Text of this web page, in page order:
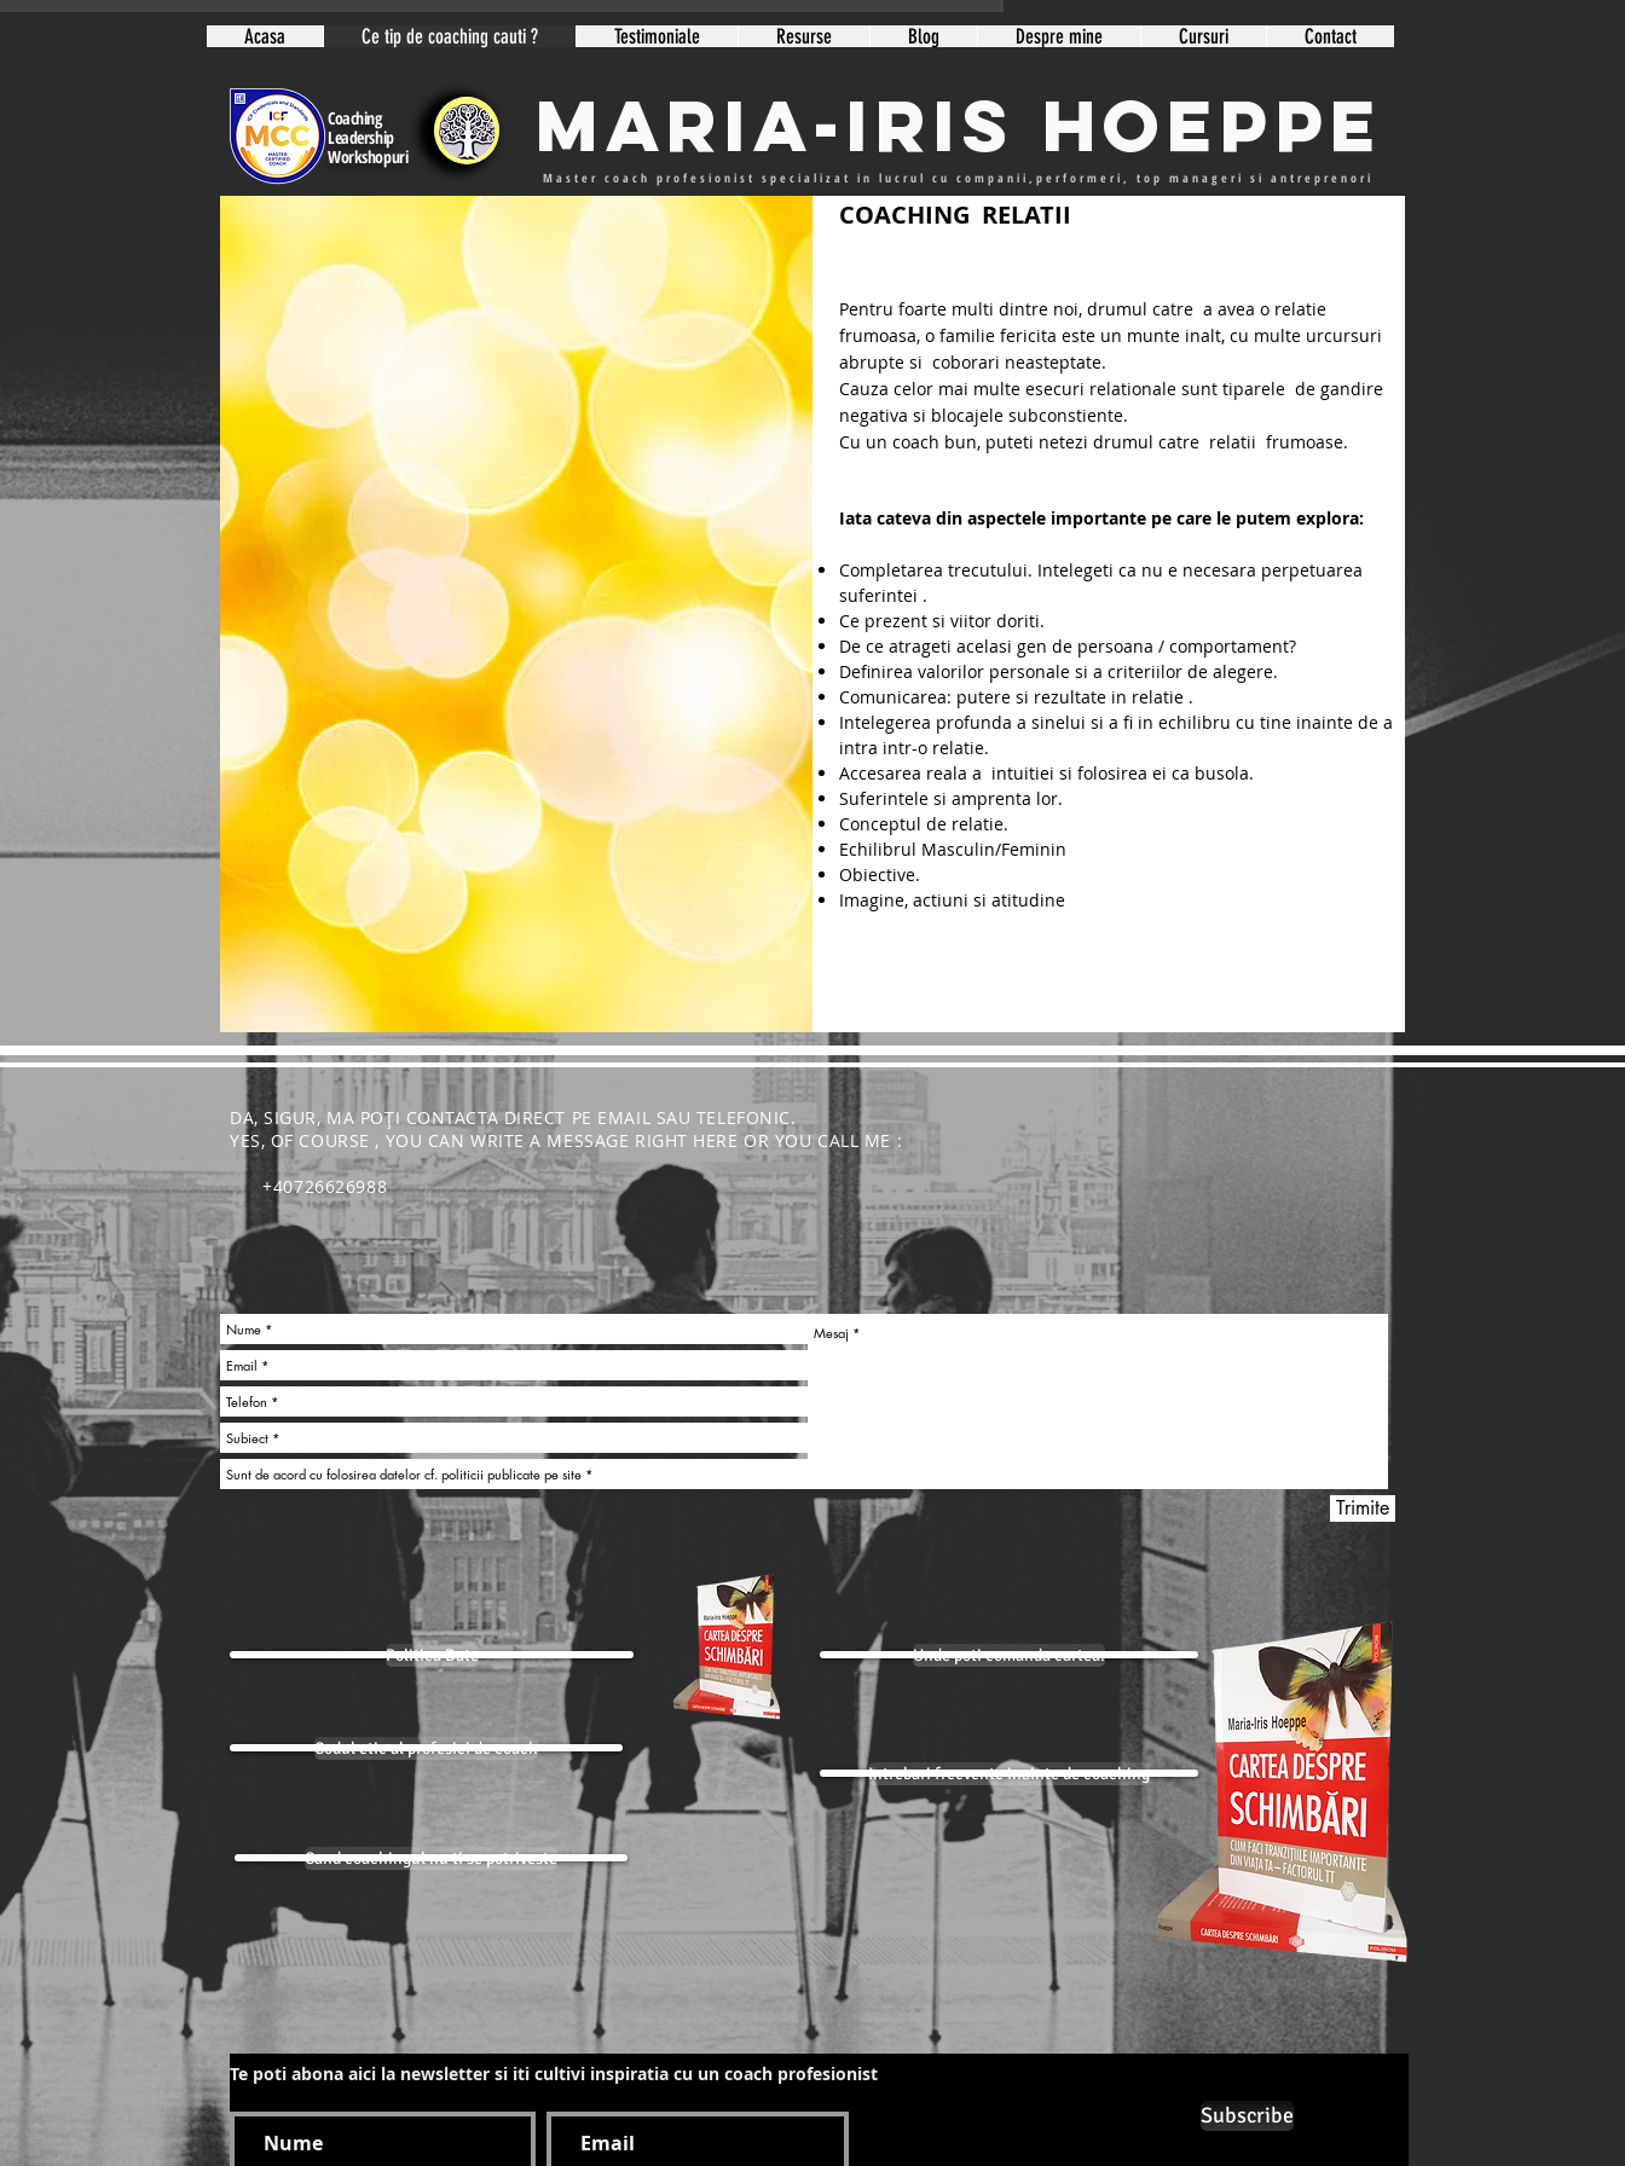
Acasa Ce tip de coaching cauti ? Testimoniale Resurse Blog Despre mine Cursuri Contact
Coaching
Leadership
Workshopuri
Maria-Iris HOeppe
Master coach profesionist specializat in lucrul cu companii,performeri, top manageri si antreprenori
COACHING RELATII
Pentru foarte multi dintre noi, drumul catre a avea o relatie
frumoasa, o familie fericita este un munte inalt, cu multe urcursuri
abrupte si coborari neasteptate.
Cauza celor mai multe esecuri relationale sunt tiparele de gandire
negativa si blocajele subconstiente.
Cu un coach bun, puteti netezi drumul catre relatii frumoase.
Iata cateva din aspectele importante pe care le putem explora:
Completarea trecutului. Intelegeti ca nu e necesara perpetuarea
suferintei .
Ce prezent si viitor doriti.
De ce atrageti acelasi gen de persoana / comportament?
Definirea valorilor personale si a criteriilor de alegere.
Comunicarea: putere si rezultate in relatie .
Intelegerea profunda a sinelui si a fi in echilibru cu tine inainte de a
intra intr-o relatie.
Accesarea reala a intuitiei si folosirea ei ca busola.
Suferintele si amprenta lor.
Conceptul de relatie.
Echilibrul Masculin/Feminin
Obiective.
Imagine, actiuni si atitudine
DA, SIGUR, MA POȚI CONTACTA DIRECT PE EMAIL SAU TELEFONIC.
YES, OF COURSE , YOU CAN WRITE A MESSAGE RIGHT HERE OR YOU CALL ME :
+40726626988
Trimite
Politica Date
Cand coachingul nu ti se potriveste
Unde poti comanda cartea:
Intrebari frecvente inainte de coaching
Codul etic al profesiei de coach
Te poti abona aici la newsletter si iti cultivi inspiratia cu un coach profesionist
Subscribe